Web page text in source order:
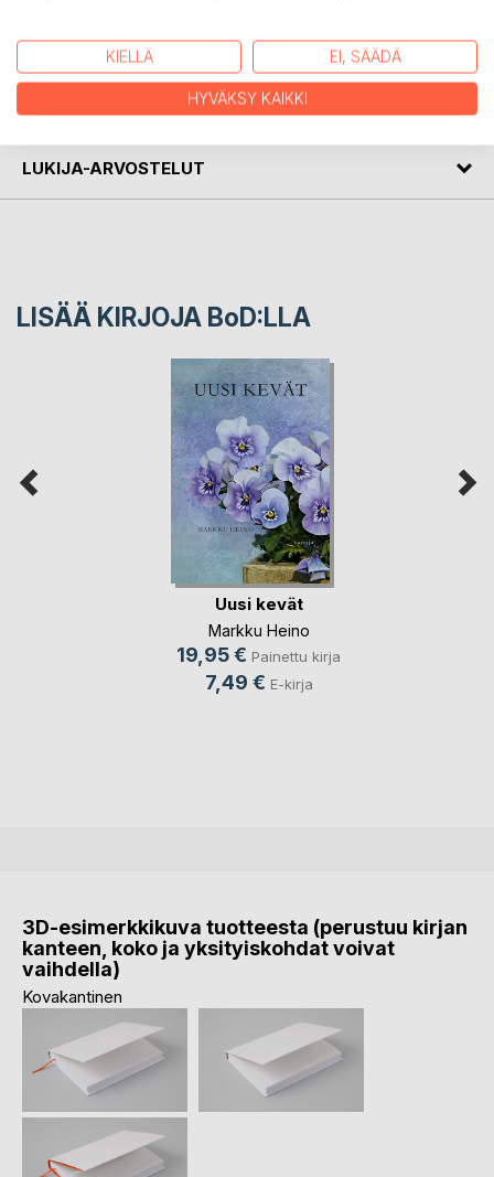
KIRJAILIJA
LEHDISTÖARVOSTELUT
LUKIJA-ARVOSTELUT
LISÄÄ KIRJOJA BoD:LLA
Uusi kevät
Markku Heino
19,95 € Painettu kirja
7,49 € E-kirja
3D-esimerkkikuva tuotteesta (perustuu kirjan
kanteen, koko ja yksityiskohdat voivat
vaihdella)
Kovakantinen
KIELLÄ EI, SÄÄDÄ
HYVÄKSY KAIKKI